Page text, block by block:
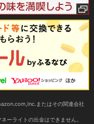
またはその関連会社
ーライトの出金はできません。